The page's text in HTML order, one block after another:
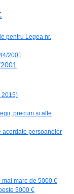
pentru Legea nr.
2001
2015)
precum și alte
acordate persoanelor
mare de 5000 €
5000 €